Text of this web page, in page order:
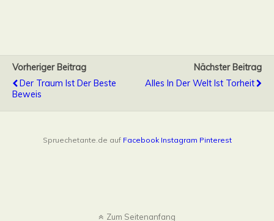
Vorheriger Beitrag
Der Traum Ist Der Beste
Beweis
Nächster Beitrag
Alles In Der Welt Ist Torheit
Spruechetante.de auf Facebook Instagram Pinterest
Zum Seitenanfang